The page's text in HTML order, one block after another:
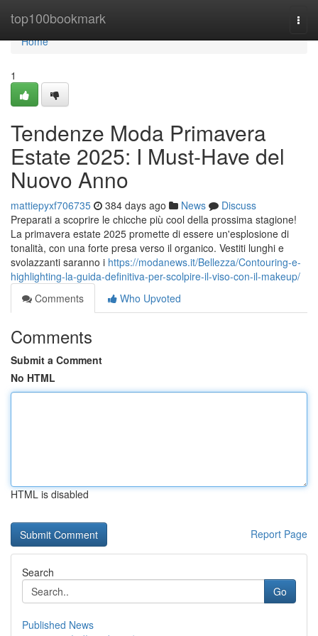
top100bookmark
Home
Home
1
Tendenze Moda Primavera
Estate 2025: I Must-Have del
Nuovo Anno
mattiepyxf706735 384 days ago News
Discuss
Preparati a scoprire le chicche più cool della prossima stagione!
La primavera estate 2025 promette di essere un'esplosione di
tonalità, con una forte presa verso il organico. Vestiti lunghi e
svolazzanti saranno i https://modanews.it/Bellezza/Contouring-e-
highlighting-la-guida-definitiva-per-scolpire-il-viso-con-il-makeup/
Comments
Who Upvoted
Comments
Submit a Comment
No HTML
HTML is disabled
Report Page
Search
Go
Published News